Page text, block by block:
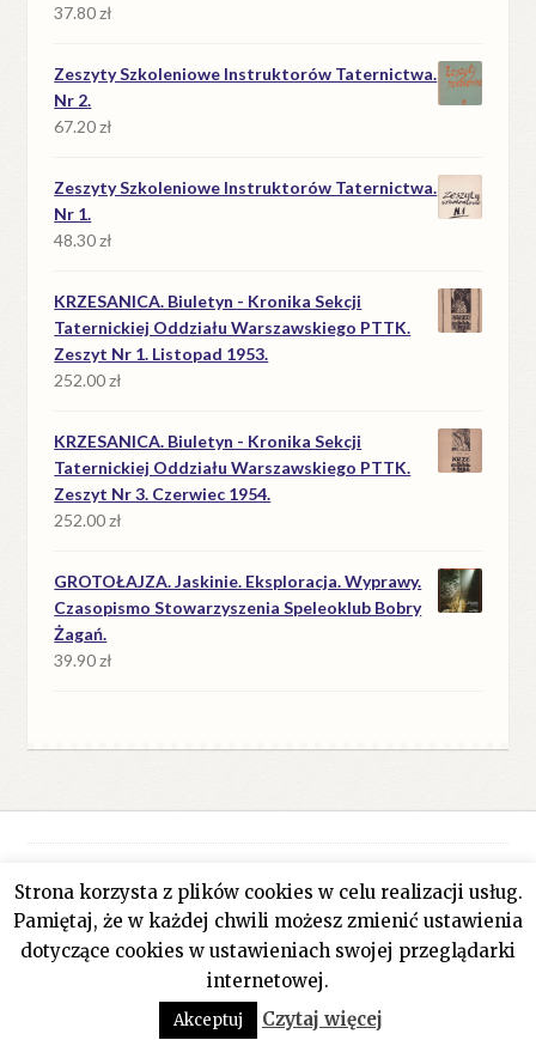
37.80zł
Zeszyty Szkoleniowe Instruktorów Taternictwa.
Nr 2.
67.20zł
Zeszyty Szkoleniowe Instruktorów Taternictwa.
Nr 1.
48.30zł
KRZESANICA. Biuletyn - Kronika Sekcji
Taternickiej Oddziału Warszawskiego PTTK.
Zeszyt Nr 1. Listopad 1953.
252.00zł
KRZESANICA. Biuletyn - Kronika Sekcji
Taternickiej Oddziału Warszawskiego PTTK.
Zeszyt Nr 3. Czerwiec 1954.
252.00zł
GROTOŁAJZA. Jaskinie. Eksploracja. Wyprawy.
Czasopismo Stowarzyszenia Speleoklub Bobry
Żagań.
39.90zł
© Antykwariat Filar 2026
Polityka prywatności
Stworzone z WooCommerce.
Strona korzysta z plików cookies w celu realizacji usług.
Pamiętaj, że w każdej chwili możesz zmienić ustawienia
dotyczące cookies w ustawieniach swojej przeglądarki
internetowej.
Akceptuj Czytaj więcej